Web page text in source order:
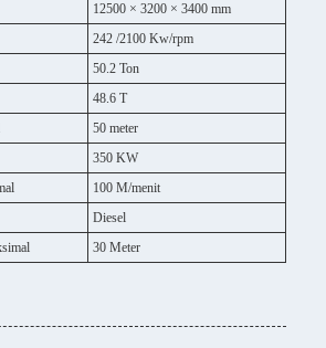
12500 × 3200 × 3400 mm
242 /2100 Kw/rpm
50.2 Ton
48.6 T
50 meter
350 KW
100 M/menit
Diesel
30 Meter